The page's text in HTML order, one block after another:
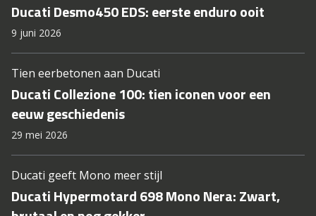
Ducati Desmo450 EDS: eerste enduro ooit
9 juni 2026
Tien eerbetonen aan Ducati
Ducati Collezione 100: tien iconen voor een
eeuw geschiedenis
29 mei 2026
Ducati geeft Mono meer stijl
Ducati Hypermotard 698 Mono Nera: Zwart,